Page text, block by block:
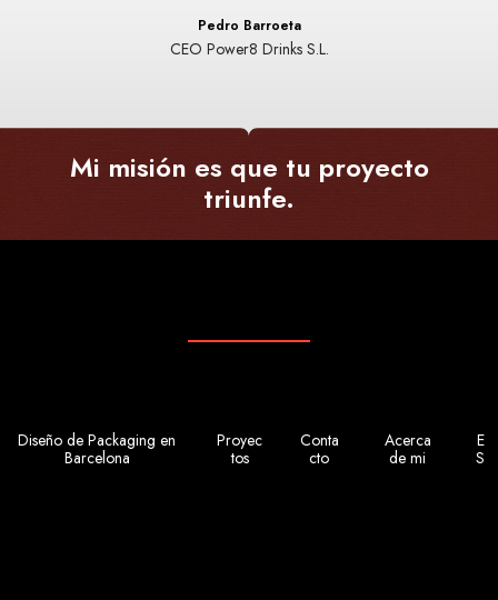
Pedro Barroeta
CEO Power8 Drinks S.L.
Mi misión es que tu proyecto
triunfe.
Diseño de Packaging en
Barcelona
Proyec
tos
Conta
cto
Acerca
de mi
E
S